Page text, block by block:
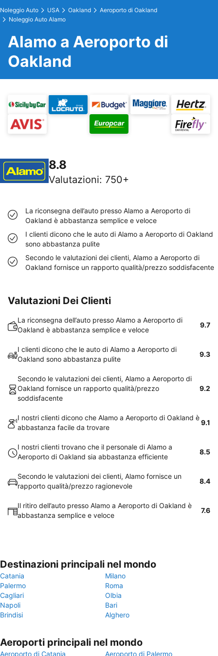
Noleggio Auto USA Oakland
Aeroporto di Oakland
Noleggio Auto Alamo
Alamo a Aeroporto di
Oakland
8.8
Valutazioni: 750+
La riconsegna dell’auto presso Alamo a Aeroporto di
Oakland è abbastanza semplice e veloce
I clienti dicono che le auto di Alamo a Aeroporto di Oakland
sono abbastanza pulite
Secondo le valutazioni dei clienti, Alamo a Aeroporto di
Oakland fornisce un rapporto qualità/prezzo soddisfacente
Valutazioni Dei Clienti
La riconsegna dell’auto presso Alamo a Aeroporto di
Oakland è abbastanza semplice e veloce
9.7
I clienti dicono che le auto di Alamo a Aeroporto di
Oakland sono abbastanza pulite
9.3
Secondo le valutazioni dei clienti, Alamo a Aeroporto di
Oakland fornisce un rapporto qualità/prezzo
soddisfacente
9.2
I nostri clienti dicono che Alamo a Aeroporto di Oakland è
abbastanza facile da trovare
9.1
I nostri clienti trovano che il personale di Alamo a
Aeroporto di Oakland sia abbastanza efficiente
8.5
Secondo le valutazioni dei clienti, Alamo fornisce un
rapporto qualità/prezzo ragionevole
8.4
Il ritiro dell’auto presso Alamo a Aeroporto di Oakland è
abbastanza semplice e veloce
7.6
Destinazioni principali nel mondo
Catania
Milano
Palermo
Roma
Cagliari
Olbia
Napoli
Bari
Brindisi
Alghero
Aeroporti principali nel mondo
Aeroporto di Catania Aeroporto di Palermo